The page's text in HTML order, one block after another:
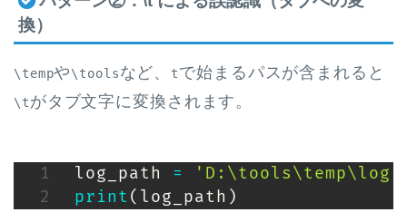
換）
\tempや\toolsなど、 tで始まるパスが含まれると
\tがタブ文字に変換されます。
log_path =
print ( log_path )